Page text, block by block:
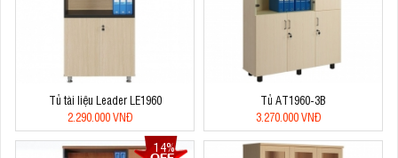
Tủ tài liệu Leader LE1960
2.290.000 VNĐ
Tủ AT1960-3B
3.270.000 VNĐ
14%